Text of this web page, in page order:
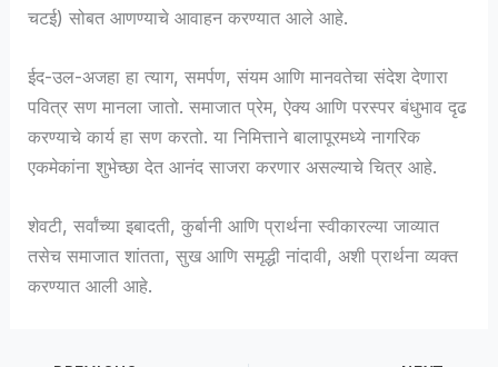
चटई) सोबत आणण्याचे आवाहन करण्यात आले आहे.
ईद-उल-अजहा हा त्याग, समर्पण, संयम आणि मानवतेचा संदेश देणारा
पवित्र सण मानला जातो. समाजात प्रेम, ऐक्य आणि परस्पर बंधुभाव दृढ
करण्याचे कार्य हा सण करतो. या निमित्ताने बालापूरमध्ये नागरिक
एकमेकांना शुभेच्छा देत आनंद साजरा करणार असल्याचे चित्र आहे.
शेवटी, सर्वांच्या इबादती, कुर्बानी आणि प्रार्थना स्वीकारल्या जाव्यात
तसेच समाजात शांतता, सुख आणि समृद्धी नांदावी, अशी प्रार्थना व्यक्त
करण्यात आली आहे.